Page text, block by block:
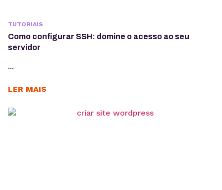
TUTORIAIS
Como configurar SSH: domine o acesso ao seu
servidor
...
LER MAIS